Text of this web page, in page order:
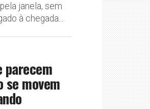
janela, sem
à chegada...
parecem
se movem